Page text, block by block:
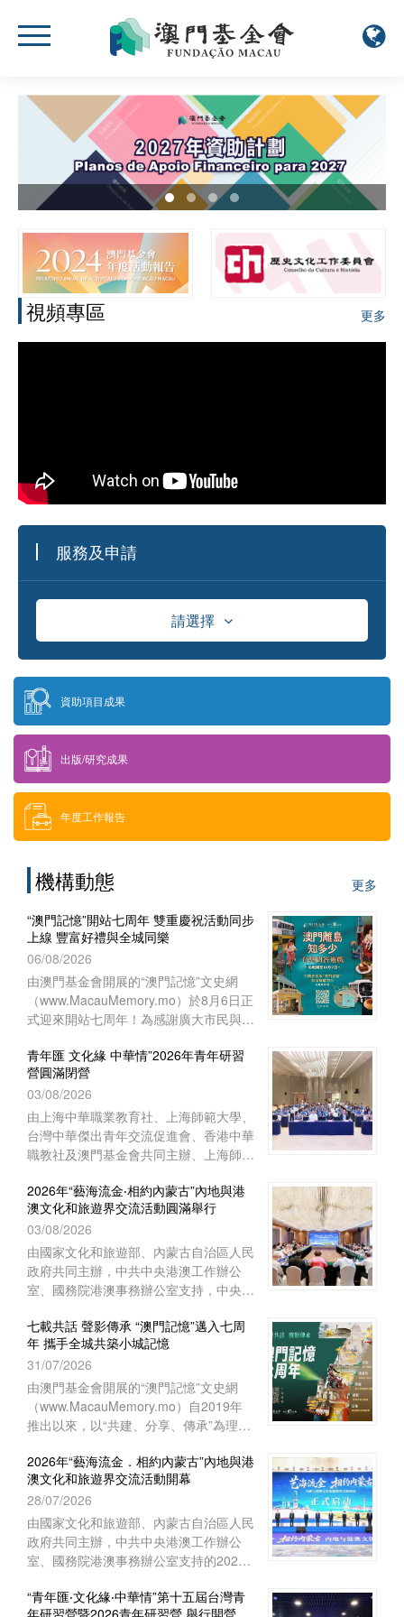
視頻專區 更多
服務及申請
請選擇
資助
獎學金
供應商資料庫及採購資訊發佈平台
借用場地
下載區
索取門票
招聘消息
資助項目成果
出版/研究成果
年度工作報告
機構動態
更多
“澳門記憶”開站七周年 雙重慶祝活動同步
上線 豐富好禮與全城同樂
06/08/2026
由澳門基金會開展的“澳門記憶”文史網
（www.MacauMemory.mo）於8月6日正
式迎來開站七周年！為感謝廣大市民與讀
日這天起，隆重推出兩項互動慶祝活動
──Facebook 官方專頁“七周年
Giveaway”互動遊戲以及“澳門離島知多
少”線上問答遊戲，以豐富好禮與全城同
樂！
青年匯 文化緣 中華情”2026年青年研習
營圓滿閉營
03/08/2026
由上海中華職業教育社、上海師範大學、
台灣中華傑出青年交流促進會、香港中華
職教社及澳門基金會共同主辦、上海師範
教師教育中心協辦的“青年匯 文化緣 中華
情”2026年青年研習營已於8月1日下午在
上海崇明如山酒店舉行閉營儀式。上海中
華職業教育社常務副主任、市政府參事胡
衛出席儀式並致辭。上海市崇明區海外聯
誼會副會長林豔華、台灣中華傑出青年交
業教育社主任施志琴、上海中華職業技術
學院執行理事蔡奚芳等近100人出席活
動。
2026年“藝海流金‧相約內蒙古”內地與港
澳文化和旅遊界交流活動圓滿舉行
03/08/2026
由國家文化和旅遊部、內蒙古自治區人民
政府共同主辦，中共中央港澳工作辦公
室、國務院港澳事務辦公室支持，中央人
文體部、經濟部和澳門基金會等單位協辦
的2026年“藝海流金‧相約內蒙古”內地與
港澳文化和旅遊界交流活動，已於7月27
日至8月1日圓滿舉行。澳門組織了45位
文旅界代表赴內蒙古自治區參與活動，與
來自內地及香港的文旅界代表、專家學者
新篇。
七載共話 聲影傳承 “澳門記憶”邁入七周
年 攜手全城共築小城記憶
31/07/2026
由澳門基金會開展的“澳門記憶”文史網
（www.MacauMemory.mo）自2019年
推出以來，以“共建、分享、傳承”為理
梳理並活化澳門珍貴的歷史文化資源，建
構起承載小城歷史的大型文化資料庫。
“澳門記憶”即將踏入開站七周年，特以
“七載共話 聲影傳承”為主題，陸續推出一
系列涵蓋線上和線下的多元活動，誠邀市
民大眾共同參與，用不同視角與媒介，共
2026年“藝海流金．相約內蒙古”內地與港
澳文化和旅遊界交流活動開幕
28/07/2026
由國家文化和旅遊部、內蒙古自治區人民
政府共同主辦，中共中央港澳工作辦公
室、國務院港澳事務辦公室支持的2026
化和旅遊界交流活動於7月28日在內蒙古
“青年匯‧文化緣‧中華情”第十五屆台灣青
年研習營暨2026青年研習營 舉行開營儀